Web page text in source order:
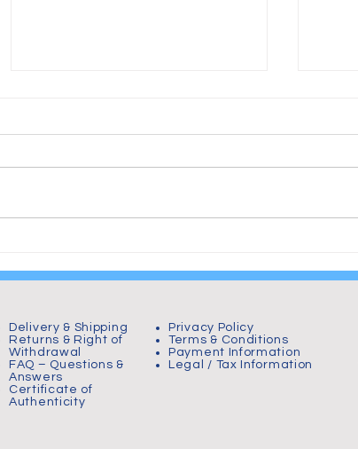
Warrior
Delivery & Shipping
Returns & Right of
Withdrawal
FAQ – Questions &
Answers
Certificate of
Authenticity
Privacy Policy
Terms & Conditions
Payment Information
Legal / Tax Information